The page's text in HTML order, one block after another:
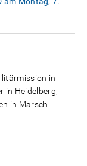
in
in Heidelberg,
in Marsch